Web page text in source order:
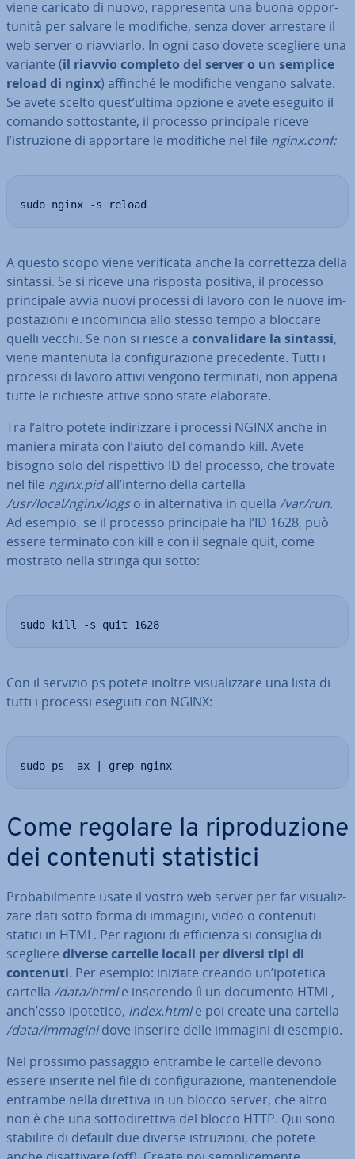
viene caricato di nuovo, rap­pre­sen­ta una buona op­por­
tu­ni­tà per salvare le modifiche, senza dover arrestare il
web server o riav­viar­lo. In ogni caso dovete scegliere una
variante (il riavvio completo del server o un semplice
reload di nginx) affinché le modifiche vengano salvate.
Se avete scelto quest’ultima opzione e avete eseguito il
comando sot­to­stan­te, il processo prin­ci­pa­le riceve
l’istru­zio­ne di apportare le modifiche nel file nginx.conf:
sudo nginx -s reload
A questo scopo viene ve­ri­fi­ca­ta anche la cor­ret­tez­za della
sintassi. Se si riceve una risposta positiva, il processo
prin­ci­pa­le avvia nuovi processi di lavoro con le nuove im­
po­sta­zio­ni e in­co­min­cia allo stesso tempo a bloccare
quelli vecchi. Se non si riesce a con­va­li­da­re la sintassi,
viene mantenuta la con­fi­gu­ra­zio­ne pre­ce­den­te. Tutti i
processi di lavoro attivi vengono terminati, non appena
tutte le richieste attive sono state elaborate.
Tra l’altro potete in­di­riz­za­re i processi NGINX anche in
maniera mirata con l’aiuto del comando kill. Avete
bisogno solo del ri­spet­ti­vo ID del processo, che trovate
nel file nginx.pidall’interno della cartella
/usr/local/nginx/logso in al­ter­na­ti­va in quella /var/run.
Ad esempio, se il processo prin­ci­pa­le ha l’ID 1628, può
essere terminato con kill e con il segnale quit, come
mostrato nella stringa qui sotto:
sudo kill -s quit 1628
Con il servizio ps potete inoltre vi­sua­liz­za­re una lista di
tutti i processi eseguiti con NGINX:
sudo ps -ax | grep nginx
Come regolare la ri­pro­du­zio­ne
dei contenuti sta­ti­sti­ci
Pro­ba­bil­men­te usate il vostro web server per far vi­sua­liz­
za­re dati sotto forma di immagini, video o contenuti
statici in HTML. Per ragioni di ef­fi­cien­za si consiglia di
scegliere diverse cartelle locali per diversi tipi di
contenuti. Per esempio: iniziate creando un’ipotetica
cartella /data/htmle inserendo lì un documento HTML,
anch’esso ipotetico, index.htmle poi create una cartella
/data/immaginidove inserire delle immagini di esempio.
Nel prossimo passaggio entrambe le cartelle devono
essere inserite nel file di con­fi­gu­ra­zio­ne, man­te­nen­do­le
entrambe nella direttiva in un blocco server, che altro
non è che una sot­to­di­ret­ti­va del blocco HTTP. Qui sono
stabilite di default due diverse istru­zio­ni, che potete